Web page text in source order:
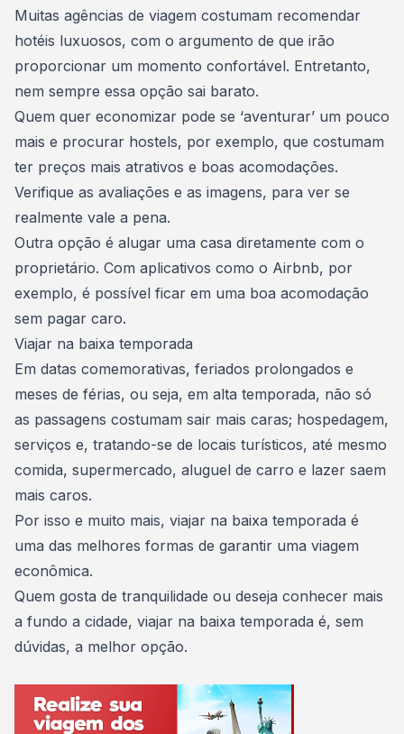
Muitas agências de viagem costumam recomendar
hotéis luxuosos, com o argumento de que irão
proporcionar um momento confortável. Entretanto,
nem sempre essa opção sai barato.
Quem quer economizar pode se ‘aventurar’ um pouco
mais e procurar hostels, por exemplo, que costumam
ter preços mais atrativos e boas acomodações.
Verifique as avaliações e as imagens, para ver se
realmente vale a pena.
Outra opção é alugar uma casa diretamente com o
proprietário. Com aplicativos como o Airbnb, por
exemplo, é possível ficar em uma boa acomodação
sem pagar caro.
Viajar na baixa temporada
Em datas comemorativas, feriados prolongados e
meses de férias, ou seja, em alta temporada, não só
as passagens costumam sair mais caras; hospedagem,
serviços e, tratando-se de locais turísticos, até mesmo
comida, supermercado, aluguel de carro e lazer saem
mais caros.
Por isso e muito mais, viajar na baixa temporada é
uma das melhores formas de garantir uma viagem
econômica.
Quem gosta de tranquilidade ou deseja conhecer mais
a fundo a cidade, viajar na baixa temporada é, sem
dúvidas, a melhor opção.